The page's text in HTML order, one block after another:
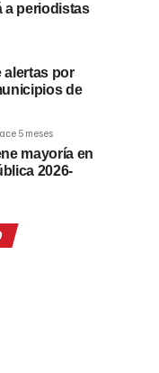
a periodistas
alertas por
de
5 meses
mayoría en
2026-